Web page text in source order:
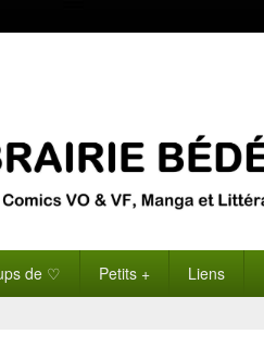
de ♡ Petits + Liens